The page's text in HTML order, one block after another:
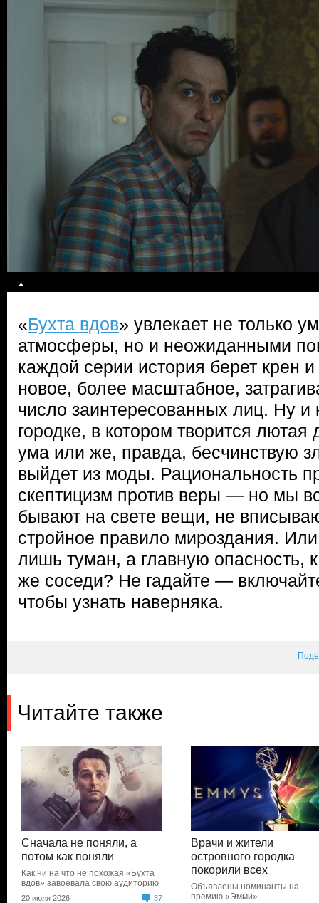
«Бухта вдов» увлекает не только
атмосферы, но и неожиданными
каждой серии история берет крен
новое, более масштабное,
число заинтересованных лиц. Ну
городке, в котором творится
ума или же, правда, бесчинствую
выйдет из моды. Рациональность
скептицизм против веры — но мы
бывают на свете вещи, не
стройное правило мироздания.
лишь туман, а главную опасность,
же соседи? Не гадайте —
чтобы узнать наверняка.
Читайте также
Сначала не поняли, а
потом как поняли
Как ни на что не похожая «Бухта
вдов» завоевала свою аудиторию
20 июля 2026 37
Врачи и жители
островного городка
покорили всех
Объявлены номинанты на
премию «Эмми»